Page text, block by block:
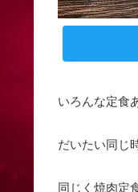
いろんな定食
だいたい同じ
同じく焼肉定